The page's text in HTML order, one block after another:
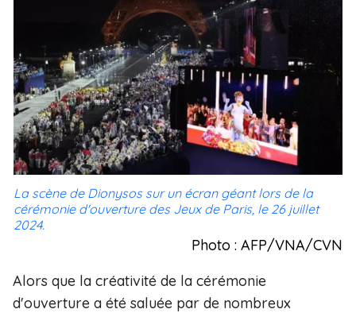
La scène de Dionysos sur un écran géant lors de la
cérémonie d'ouverture des Jeux de Paris, le 26 juillet
2024.
Photo : AFP/VNA/CVN
Alors que la créativité de la cérémonie
d'ouverture a été saluée par de nombreux